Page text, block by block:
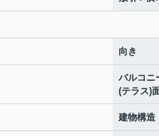
向き
バルコニ
(テラス)
建物構造